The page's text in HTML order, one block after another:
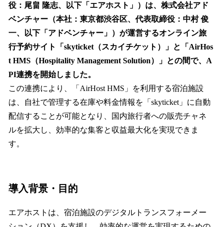
役：尾畠 隆志、以下「エアホスト」）は、株式会社アド
ベンチャー（本社：東京都渋谷区、代表取締役：中村 俊
一、以下「アドベンチャー」）が運営するオンライン旅
行予約サイト「skyticket（スカイチケット）」と「AirHos
t HMS（Hospitality Management Solution）」との間で、A
PI連携を開始しました。
この連携により、「AirHost HMS」を利用する宿泊施設
は、自社で管理する在庫や料金情報を「skyticket」に自動
配信することが可能となり、国内旅行者への販売チャネ
ルを拡大し、効率的な集客と収益最大化を実現できま
す。
導入背景・目的
エアホストは、宿泊施設のデジタルトランスフォーメー